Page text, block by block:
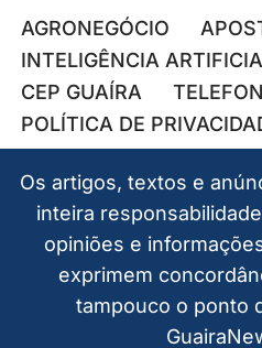
AGRONEGÓCIO
INTELIGÊNCIA
CEP GUAÍRA
POLÍTICA DE
Os artigos, textos e
inteira
opiniões e
exprimem
tampouco o ponto